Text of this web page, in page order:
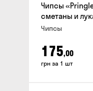
Чипсы
сметаны и
Чипсы
175,00
грн за 1 шт